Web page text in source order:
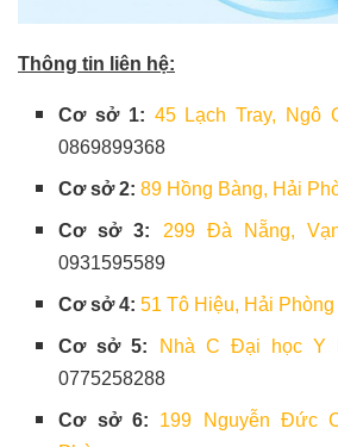
Thông tin liên hệ:
Cơ sở 1: 45 Lạch Tray, Ngô
0869899368
Cơ sở 2: 89 Hồng Bàng, Hải
Cơ sở 3: 299 Đà Nẵng,
0931595589
Cơ sở 4: 51 Tô Hiệu, Hải Phòng
Cơ sở 5: Nhà C Đại học Y
0775258288
Cơ sở 6:
199 Nguyễn Đức